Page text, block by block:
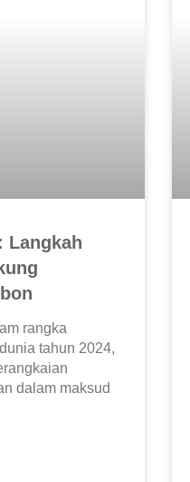
Langkah
rangka
tahun 2024,
dalam maksud